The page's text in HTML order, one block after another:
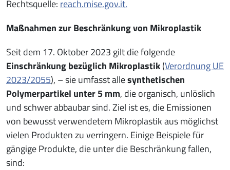
Rechtsquelle: reach.mise.gov.it.
Maßnahmen zur Beschränkung von Mikroplastik
Seit dem 17. Oktober 2023 gilt die folgende
Einschränkung bezüglich Mikroplastik(Verordnung UE
2023/2055), – sie umfasst allesynthetischen
Polymerpartikel unter 5 mm, die organisch, unlöslich
und schwer abbaubar sind. Ziel ist es, die Emissionen
von bewusst verwendetem Mikroplastik aus möglichst
vielen Produkten zu verringern. Einige Beispiele für
gängige Produkte, die unter die Beschränkung fallen,
sind: